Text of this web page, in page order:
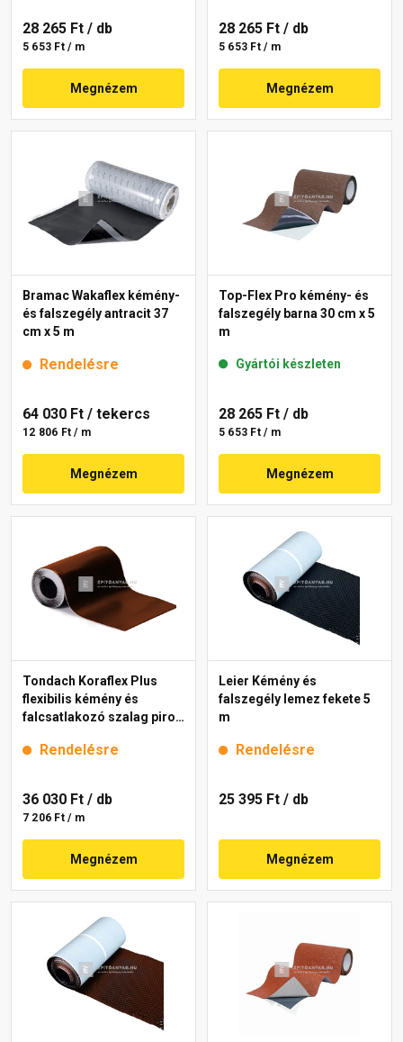
28 265 Ft / db
5 653 Ft / m
Megnézem
28 265 Ft / db
5 653 Ft / m
Megnézem
Bramac Wakaflex kémény-
és falszegély antracit 37
cm x 5 m
Rendelésre
64 030 Ft / tekercs
12 806 Ft / m
Megnézem
Top-Flex Pro kémény- és
falszegély barna 30 cm x 5
m
Gyártói készleten
28 265 Ft / db
5 653 Ft / m
Megnézem
Tondach Koraflex Plus
flexibilis kémény és
falcsatlakozó szalag piros
Rendelésre
36 030 Ft / db
7 206 Ft / m
Megnézem
Leier Kémény és
falszegély lemez fekete 5
m
Rendelésre
25 395 Ft / db
Megnézem